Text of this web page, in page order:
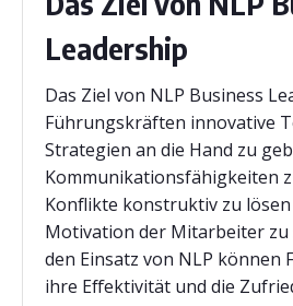
Leadership
Das Ziel von NLP Business
Führungskräften innovative
Strategien an die Hand zu
Kommunikationsfähigkeiten
Konflikte konstruktiv zu lösen
Motivation der Mitarbeiter zu
den Einsatz von NLP können
ihre Effektivität und die